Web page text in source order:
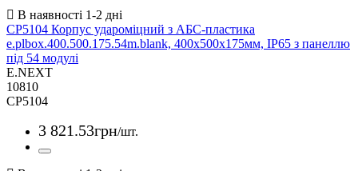
CP5104 Корпус удароміцний з АБС-пластика
e.plbox.400.500.175.54m.blank, 400х500х175мм, IP65 з панеллю
під 54 модулі
E.NEXT
10810
CP5104
3 821.53грн/шт.